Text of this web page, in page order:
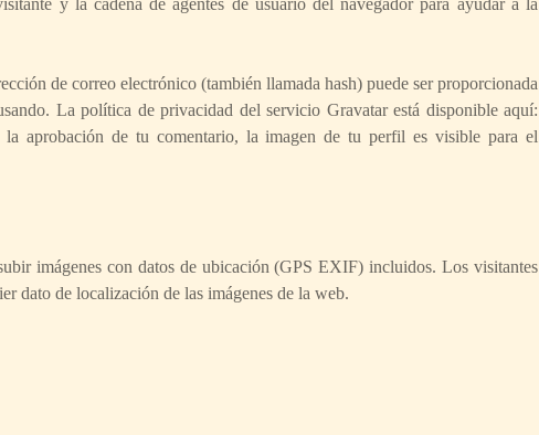
de correo electrónico (también llamada hash) puede ser proporcionada
La política de privacidad del servicio Gravatar está disponible aquí:
la aprobación de tu comentario, la imagen de tu perfil es visible para el
imágenes con datos de ubicación (GPS EXIF) incluidos. Los visitantes
dato de localización de las imágenes de la web.